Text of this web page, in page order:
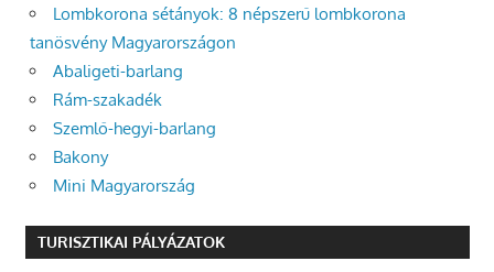
Lombkorona sétányok: 8 népszerű lombkorona
tanösvény Magyarországon
Abaligeti-barlang
Rám-szakadék
Szemlő-hegyi-barlang
Bakony
Mini Magyarország
TURISZTIKAI PÁLYÁZATOK